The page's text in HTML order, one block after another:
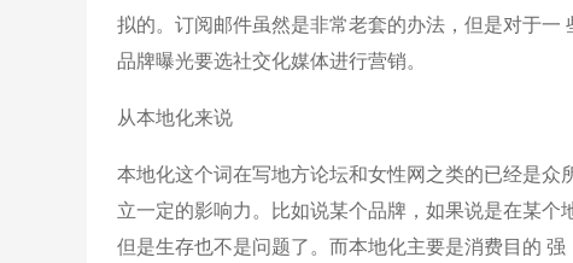
拟的。订阅邮件虽然是非常老套的办法，但是对于一
品牌曝光要选社交化媒体进行营销。
从本地化来说
本地化这个词在写地方论坛和女性网之类的已经是
立一定的影响力。比如说某个品牌，如果说是在某个
但是生存也不是问题了。而本地化主要是消费目的